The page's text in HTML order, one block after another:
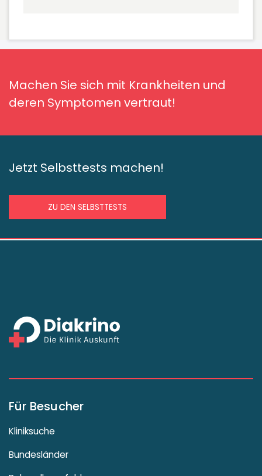
Machen Sie sich mit Krankheiten und
deren Symptomen vertraut!
Jetzt Selbsttests machen!
ZU DEN SELBSTTESTS
Für Besucher
Kliniksuche
Bundesländer